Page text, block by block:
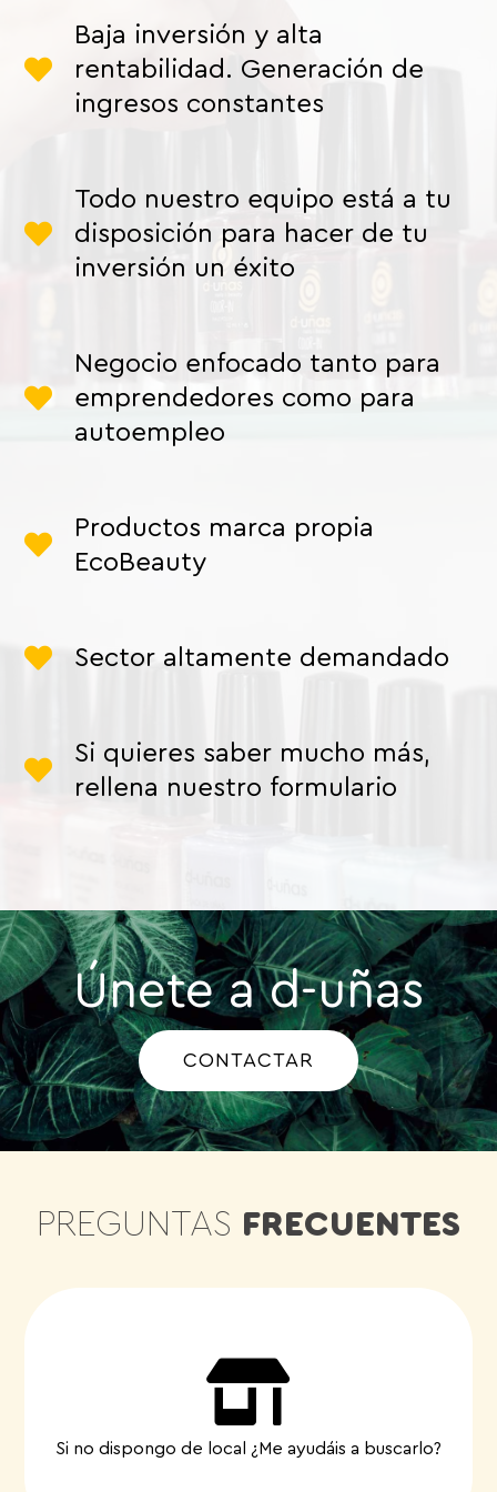
Baja inversión y alta
rentabilidad. Generación de
ingresos constantes
Todo nuestro equipo está a tu
disposición para hacer de tu
inversión un éxito
Negocio enfocado tanto para
emprendedores como para
autoempleo
Productos marca propia
EcoBeauty
Sector altamente demandado
Si quieres saber mucho más,
rellena nuestro formulario
Únete a d-uñas
CONTACTAR
PREGUNTAS FRECUENTES
Si no dispongo de local ¿Me ayudáis a buscarlo?
Por supuesto
zonas. Incluso negociamos por ti las condiciones
del contrato de alquiler